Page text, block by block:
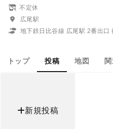
不定休
広尾駅
地下鉄日比谷線 広尾駅 2番出口
トップ 投稿 地図
新規投稿